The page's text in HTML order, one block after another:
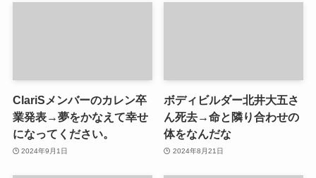
ClariSメンバーのカレン卒
業発表→夢をかなえて幸せ
になってください。
2024年9月1日
ボディビルダー北井大五さ
ん死去→命と隣り合わせの
体をなんだな
2024年8月21日